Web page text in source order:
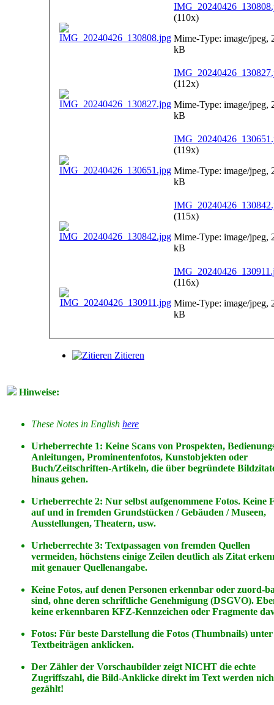
(110x)
Mime-Type: image/jpeg,
kB
(112x)
Mime-Type: image/jpeg,
kB
(119x)
Mime-Type: image/jpeg,
kB
(115x)
Mime-Type: image/jpeg,
kB
(116x)
Mime-Type: image/jpeg,
kB
Zitieren
Hinweise:
These Notes in English here
Urheberrechte 1: Keine Scans von Prospekten,
Anleitungen, Prominentenfotos, Kunstobjekten oder
Buch/Zeitschriften-Artikeln, die über begründete
hinaus gehen.
Urheberrechte 2: Nur selbst aufgenommene Fotos. Keine
aufund in fremden Grundstücken / Gebäuden / Museen,
Ausstellungen, Theatern, usw.
Urheberrechte 3: Textpassagen von fremden Quellen
vermeiden, höchstens einige Zeilen deutlich als Zitat
mit genauer Quellenangabe.
Keine Fotos, auf denen Personen erkennbar oder zuord-
sind, ohne deren schriftliche Genehmigung (DSGVO).
keine erkennbaren KFZ-Kennzeichen oder Fragmente
Fotos: Für beste Darstellung die Fotos (Thumbnails)
Textbeiträgen anklicken.
Der Zähler der Vorschaubilder zeigt NICHT die echte
Zugriffszahl, die Bild-Anklicke direkt im Text werden
gezählt!